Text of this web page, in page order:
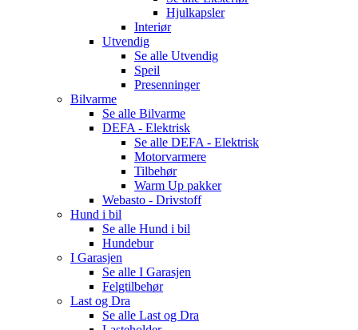
Hjulkapsler
Interiør
Utvendig
Se alle Utvendig
Speil
Presenninger
Bilvarme
Se alle Bilvarme
DEFA - Elektrisk
Se alle DEFA - Elektrisk
Motorvarmere
Tilbehør
Warm Up pakker
Webasto - Drivstoff
Hund i bil
Se alle Hund i bil
Hundebur
I Garasjen
Se alle I Garasjen
Felgtilbehør
Last og Dra
Se alle Last og Dra